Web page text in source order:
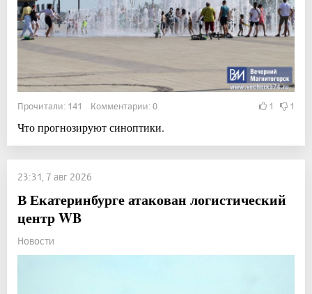
Прочитали: 141 Комментарии: 0 1 1
Что прогнозируют синоптики.
23:31, 7 авг 2026
В Екатеринбурге атакован логистический
центр WB
Новости